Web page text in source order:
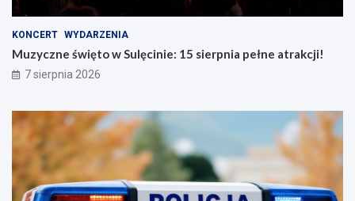
KONCERT WYDARZENIA
Muzyczne święto w Sulęcinie: 15 sierpnia pełne atrakcji!
7 sierpnia 2026